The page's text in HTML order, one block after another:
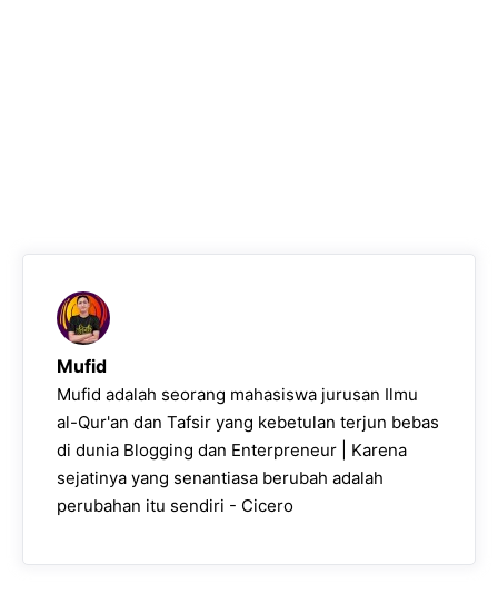
Mufid
Mufid adalah seorang mahasiswa jurusan Ilmu
al-Qur'an dan Tafsir yang kebetulan terjun bebas
di dunia Blogging dan Enterpreneur | Karena
sejatinya yang senantiasa berubah adalah
perubahan itu sendiri - Cicero